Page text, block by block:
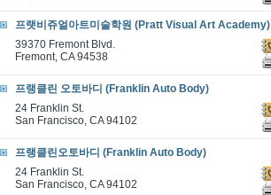
프랫비쥬얼아트미술학원 (Pratt Visual Art Academy)
39370 Fremont Blvd.
Fremont, CA 94538
프랭클린 오토바디 (Franklin Auto Body)
24 Franklin St.
San Francisco, CA 94102
프랭클린오토바디 (Franklin Auto Body)
24 Franklin St.
San Francisco, CA 94102